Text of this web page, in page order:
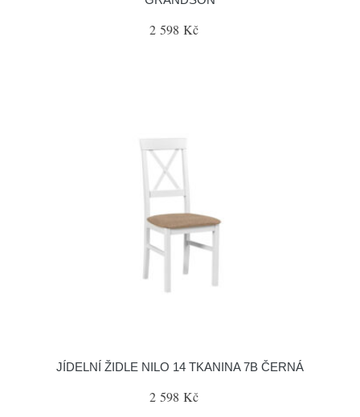
2 598 Kč
JÍDELNÍ ŽIDLE NILO 14 TKANINA 7B ČERNÁ
2 598 Kč